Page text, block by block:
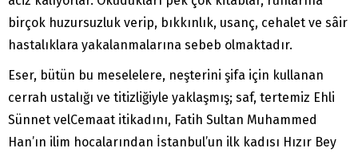
birçok huzursuzluk verip, bıkkınlık, usanç, cehalet ve sâir
hastalıklara yakalanmalarına sebeb olmaktadır.
Eser, bütün bu meselelere, neşterini şifa için kullanan
cerrah ustalığı ve titizliğiyle yaklaşmış; saf, tertemiz Ehli
Sünnet velCemaat itikadını, Fatih Sultan Muhammed
Han’ın ilim hocalarından İstanbul’un ilk kadısı Hızır Bey